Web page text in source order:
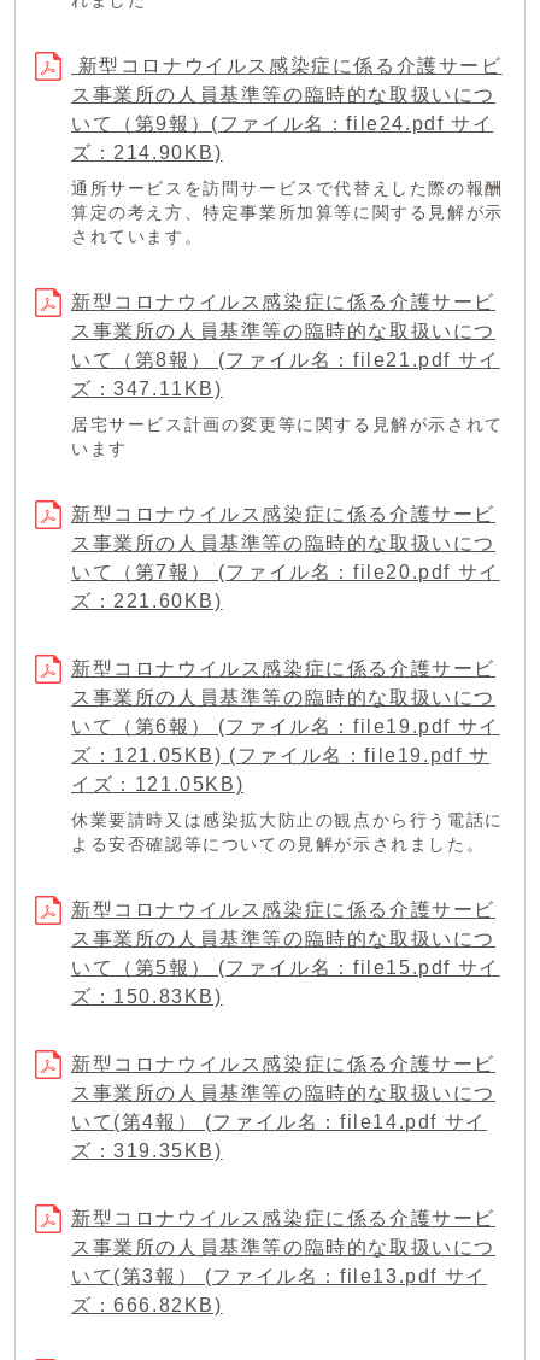
新型コロナウイルス感染症に係る介護サービ
ス事業所の人員基準等の臨時的な取扱いにつ
いて（第9報）(ファイル名：file24.pdf サイ
ズ：214.90KB)
通所サービスを訪問サービスで代替えした際の報酬
算定の考え方、特定事業所加算等に関する見解が示
されています。
新型コロナウイルス感染症に係る介護サービ
ス事業所の人員基準等の臨時的な取扱いにつ
いて（第8報） (ファイル名：file21.pdf サイ
ズ：347.11KB)
居宅サービス計画の変更等に関する見解が示されて
います
新型コロナウイルス感染症に係る介護サービ
ス事業所の人員基準等の臨時的な取扱いにつ
いて（第7報） (ファイル名：file20.pdf サイ
ズ：221.60KB)
新型コロナウイルス感染症に係る介護サービ
ス事業所の人員基準等の臨時的な取扱いにつ
いて（第6報） (ファイル名：file19.pdf サイ
ズ：121.05KB) (ファイル名：file19.pdf サ
イズ：121.05KB)
休業要請時又は感染拡大防止の観点から行う電話に
よる安否確認等についての見解が示されました。
新型コロナウイルス感染症に係る介護サービ
ス事業所の人員基準等の臨時的な取扱いにつ
いて（第5報） (ファイル名：file15.pdf サイ
ズ：150.83KB)
新型コロナウイルス感染症に係る介護サービ
ス事業所の人員基準等の臨時的な取扱いにつ
いて(第4報） (ファイル名：file14.pdf サイ
ズ：319.35KB)
新型コロナウイルス感染症に係る介護サービ
ス事業所の人員基準等の臨時的な取扱いにつ
いて(第3報） (ファイル名：file13.pdf サイ
ズ：666.82KB)